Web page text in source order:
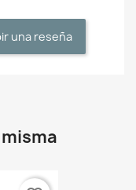
una reseña